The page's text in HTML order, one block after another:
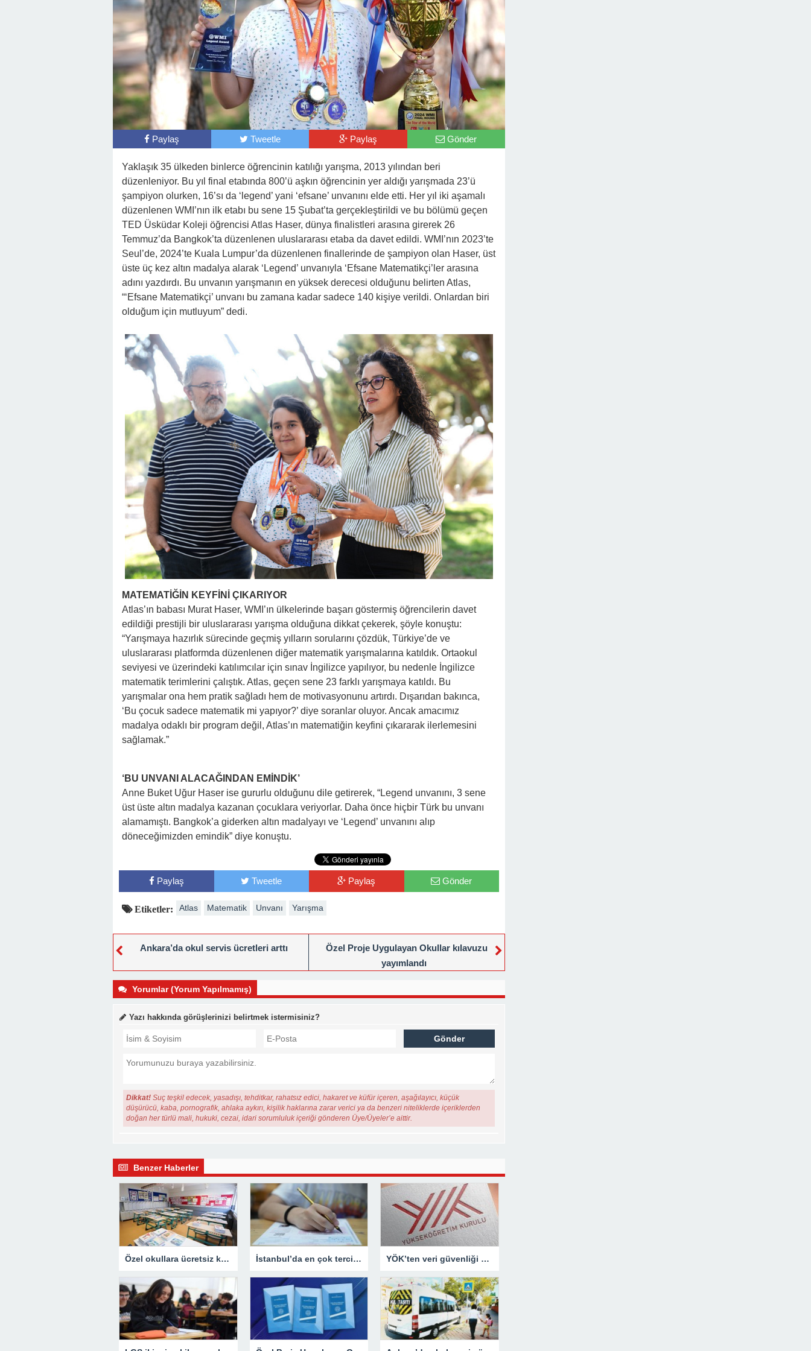
Paylaş Tweetle Paylaş Gönder
Yaklaşık 35 ülkeden binlerce öğrencinin katılığı yarışma, 2013 yılından beri
düzenleniyor. Bu yıl final etabında 800’ü aşkın öğrencinin yer aldığı yarışmada 23’ü
şampiyon olurken, 16’sı da ‘legend’ yani ‘efsane’ unvanını elde etti. Her yıl iki aşamalı
düzenlenen WMI’nın ilk etabı bu sene 15 Şubat’ta gerçekleştirildi ve bu bölümü geçen
TED Üsküdar Koleji öğrencisi Atlas Haser, dünya finalistleri arasına girerek 26
Temmuz’da Bangkok’ta düzenlenen uluslararası etaba da davet edildi. WMI’nın 2023’te
Seul’de, 2024’te Kuala Lumpur’da düzenlenen finallerinde de şampiyon olan Haser, üst
üste üç kez altın madalya alarak ‘Legend’ unvanıyla ‘Efsane Matematikçi’ler arasına
adını yazdırdı. Bu unvanın yarışmanın en yüksek derecesi olduğunu belirten Atlas,
“‘Efsane Matematikçi’ unvanı bu zamana kadar sadece 140 kişiye verildi. Onlardan biri
olduğum için mutluyum” dedi.
MATEMATİĞİN KEYFİNİ ÇIKARIYOR
Atlas’ın babası Murat Haser, WMI’ın ülkelerinde başarı göstermiş öğrencilerin davet
edildiği prestijli bir uluslararası yarışma olduğuna dikkat çekerek, şöyle konuştu:
“Yarışmaya hazırlık sürecinde geçmiş yılların sorularını çözdük, Türkiye’de ve
uluslararası platformda düzenlenen diğer matematik yarışmalarına katıldık. Ortaokul
seviyesi ve üzerindeki katılımcılar için sınav İngilizce yapılıyor, bu nedenle İngilizce
matematik terimlerini çalıştık. Atlas, geçen sene 23 farklı yarışmaya katıldı. Bu
yarışmalar ona hem pratik sağladı hem de motivasyonunu artırdı. Dışarıdan bakınca,
‘Bu çocuk sadece matematik mi yapıyor?’ diye soranlar oluyor. Ancak amacımız
madalya odaklı bir program değil, Atlas’ın matematiğin keyfini çıkararak ilerlemesini
sağlamak.”
‘BU UNVANI ALACAĞINDAN EMİNDİK’
Anne Buket Uğur Haser ise gururlu olduğunu dile getirerek, “Legend unvanını, 3 sene
üst üste altın madalya kazanan çocuklara veriyorlar. Daha önce hiçbir Türk bu unvanı
alamamıştı. Bangkok’a giderken altın madalyayı ve ‘Legend’ unvanını alıp
döneceğimizden emindik” diye konuştu.
Paylaş Tweetle Paylaş Gönder
Etiketler: Atlas Matematik Unvanı Yarışma
Ankara’da okul servis ücretleri arttı
Özel Proje Uygulayan Okullar kılavuzu
yayımlandı
Yorumlar (Yorum Yapılmamış)
Yazı hakkında görüşlerinizi belirtmek istermisiniz?
Dikkat! Suç teşkil edecek, yasadışı, tehditkar, rahatsız edici, hakaret ve küfür içeren, aşağılayıcı, küçük
düşürücü, kaba, pornografik, ahlaka aykırı, kişilik haklarına zarar verici ya da benzeri niteliklerde içeriklerden
doğan her türlü mali, hukuki, cezai, idari sorumluluk içeriği gönderen Üye/Üyeler’e aittir.
Benzer Haberler
Özel okullara ücretsiz kitap denetimi İstanbul’da en çok tercih edilen liseler YÖK’ten veri güvenliği açıklaması